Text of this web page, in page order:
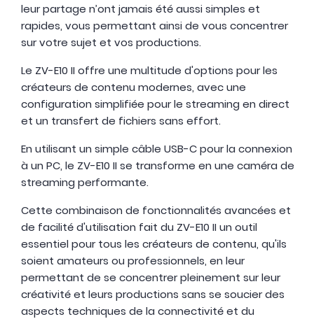
leur partage n’ont jamais été aussi simples et
rapides, vous permettant ainsi de vous concentrer
sur votre sujet et vos productions.
Le ZV-E10 II offre une multitude d'options pour les
créateurs de contenu modernes, avec une
configuration simplifiée pour le streaming en direct
et un transfert de fichiers sans effort.
En utilisant un simple câble USB-C pour la connexion
à un PC, le ZV-E10 II se transforme en une caméra de
streaming performante.
Cette combinaison de fonctionnalités avancées et
de facilité d'utilisation fait du ZV-E10 II un outil
essentiel pour tous les créateurs de contenu, qu'ils
soient amateurs ou professionnels, en leur
permettant de se concentrer pleinement sur leur
créativité et leurs productions sans se soucier des
aspects techniques de la connectivité et du